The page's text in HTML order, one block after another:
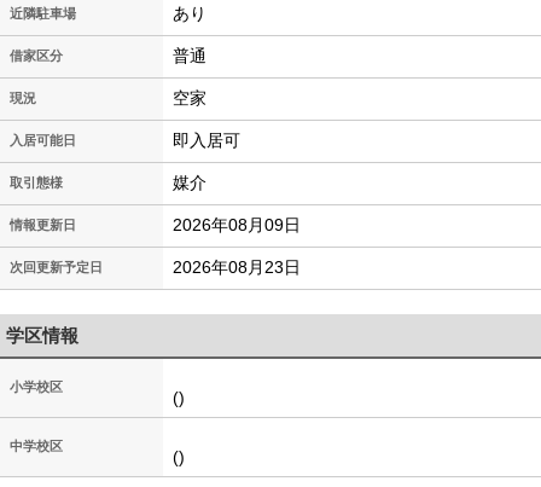
近隣駐車場 あり
借家区分 普通
現況 空家
入居可能日 即入居可
取引態様 媒介
情報更新日 2026年08月09日
次回更新予定日 2026年08月23日
学区情報
小学校区
()
中学校区
()